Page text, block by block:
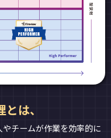
は、
チームが作業を効率的に